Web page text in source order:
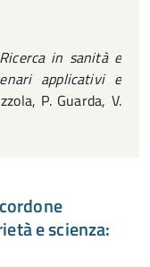
Ricerca in sanità e
applicativi e
P. Guarda, V.
e scienza: